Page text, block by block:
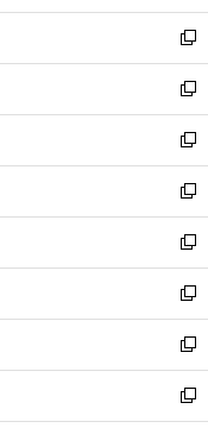
開
く
ウ
で
開
く
ン
ド
ウ
で
開
く
ウ
ィ
ン
ド
ウ
で
開
く
新
し
い
ウ
ィ
ン
ド
ウ
で
開
く
新
し
い
ウ
ィ
ン
ド
ウ
で
開
く
新
し
い
ウ
ィ
ン
ド
ウ
で
開
く
新
し
い
ウ
ィ
ン
ド
ウ
で
開
新
し
い
ウ
ィ
ン
ド
ウ
新
し
い
ウ
ィ
ン
新
し
い
新